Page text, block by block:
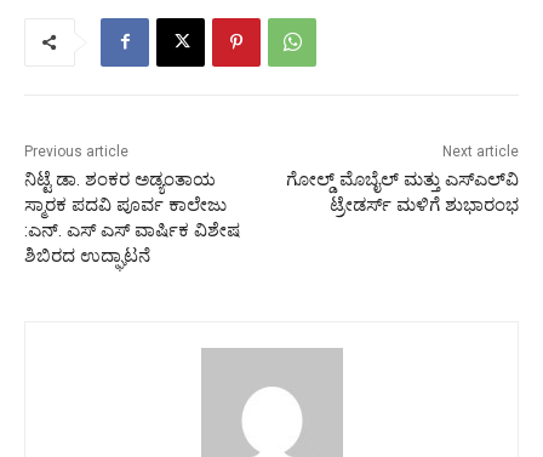
Previous article
ನಿಟ್ಟೆ ಡಾ. ಶಂಕರ ಅಡ್ಯಂತಾಯ
ಸ್ಮಾರಕ ಪದವಿ ಪೂರ್ವ ಕಾಲೇಜು
:ಎನ್. ಎಸ್ ಎಸ್ ವಾರ್ಷಿಕ ವಿಶೇಷ
ಶಿಬಿರದ ಉದ್ಘಾಟನೆ
Next article
ಗೋಲ್ಡ್ ಮೊಬೈಲ್ ಮತ್ತು ಎಸ್‍ಎಲ್‍ವಿ
ಟ್ರೇಡರ್ಸ್ ಮಳಿಗೆ ಶುಭಾರಂಭ